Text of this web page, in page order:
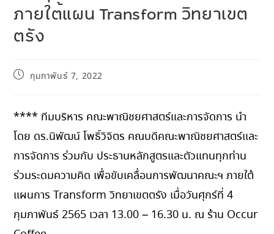
ภายใต้แผน Transform วิทยาเขต
ตรัง
กุมภาพันธ์ 7, 2022
**** ทีมบริหาร คณะพาณิชยศาสตร์และการจัดการ นำ
โดย ดร.นิพัฒน์ โพธิ์วิจิตร คณบดีคณะพาณิชยศาสตร์และ
การจัดการ ร่วมกับ ประธานหลักสูตรและตัวแทนทุกท่าน
ร่วมระดมความคิด เพื่อขับเคลื่อนการพัฒนาคณะฯ ภายใต้
แผนการ Transform วิทยาเขตตรัง เมื่อวันศุกร์ที่ 4
กุมภาพันธ์ 2565 เวลา 13.00 – 16.30 น. ณ ร้าน Occur